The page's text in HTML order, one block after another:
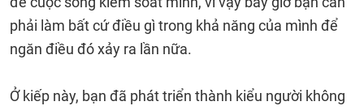
phải làm bất cứ điều gì trong khả năng của mình để
ngăn điều đó xảy ra lần nữa.
Ở kiếp này, bạn đã phát triển thành kiểu người không